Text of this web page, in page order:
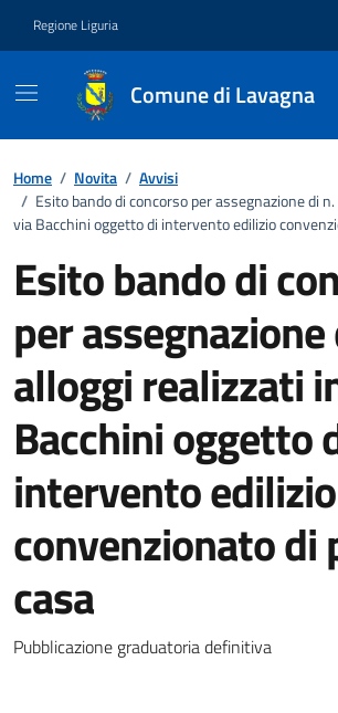
Regione Liguria
Comune di Lavagna
Home / Novita / Avvisi
/ Esito bando di concorso per assegnazione di
via Bacchini oggetto di intervento edilizio
Esito bando di
per
alloggi realizzati
Bacchini oggetto
intervento edilizio
convenzionato di
casa
Notizia
Pubblicazione graduatoria definitiva